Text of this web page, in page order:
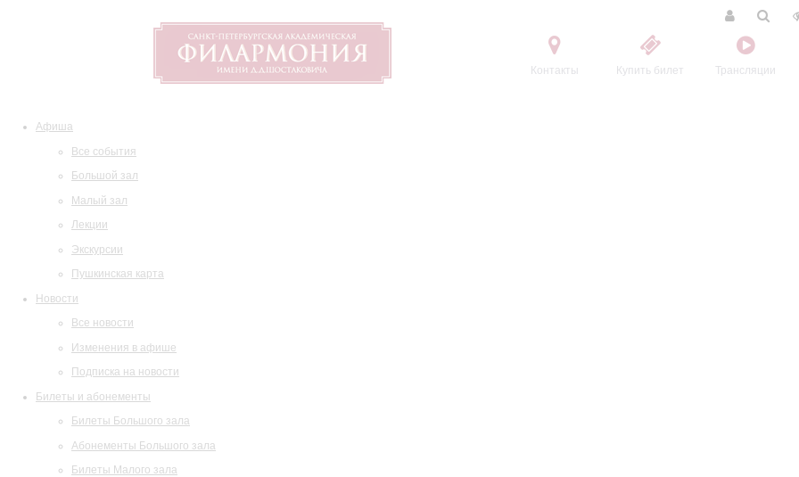
Контакты Купить билет Трансляции
Афиша
Все события
Большой зал
Малый зал
Лекции
Экскурсии
Пушкинская карта
Новости
Все новости
Изменения в афише
Подписка на новости
Билеты и абонементы
Билеты Большого зала
Абонементы Большого зала
Билеты Малого зала